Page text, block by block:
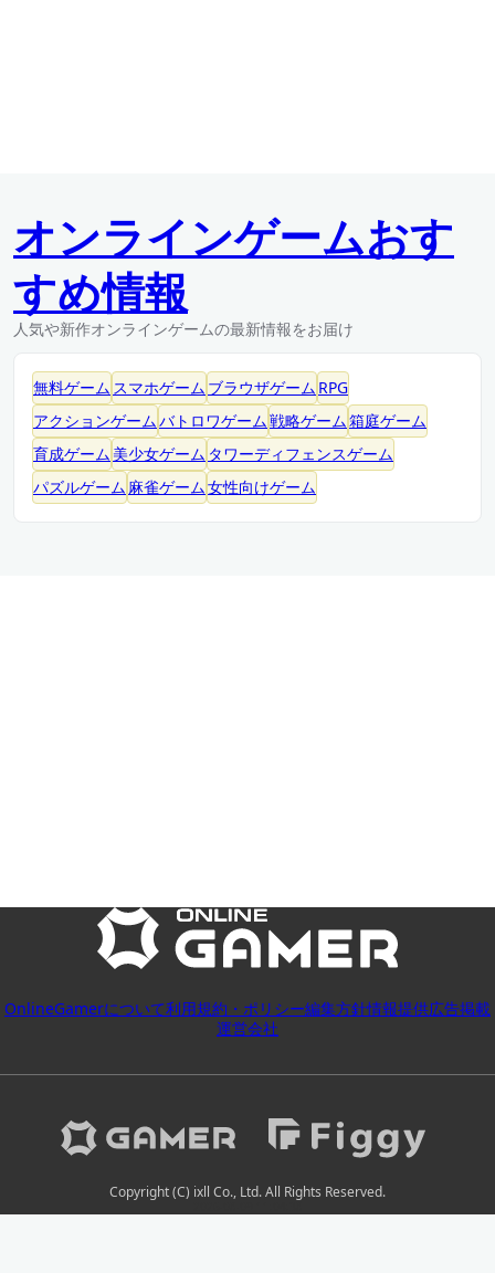
オンラインゲームおす
すめ情報
人気や新作オンラインゲームの最新情報をお届け
無料ゲーム スマホゲーム ブラウザゲーム RPG
アクションゲームバトロワゲーム戦略ゲーム箱庭ゲーム
育成ゲーム 美少女ゲーム タワーディフェンスゲーム
パズルゲーム 麻雀ゲーム女性向けゲーム
OnlineGamerについて利用規約・ポリシー編集方針情報提供広告掲載
運営会社
Copyright (C) ixll Co., Ltd. All Rights Reserved.